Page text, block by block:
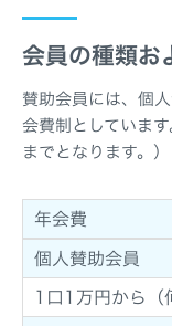
会員の種類お
賛助会員には、個
会費制としていま
までとなります。）
年会費
個人賛助会員
1口1万円から（